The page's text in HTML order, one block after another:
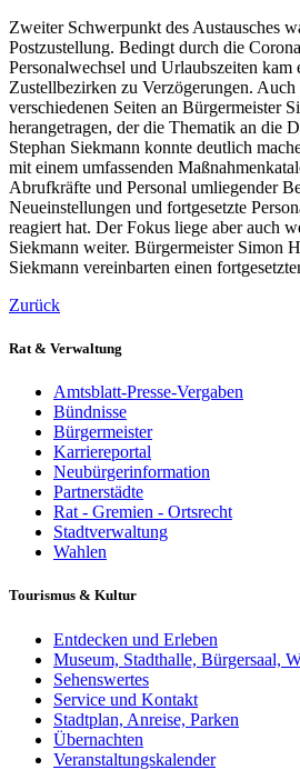
Zweiter Schwerpunkt des Austausches
Postzustellung. Bedingt durch die
Personalwechsel und Urlaubszeiten kam
Zustellbezirken zu Verzögerungen.
verschiedenen Seiten an Bürgermeister
herangetragen, der die Thematik an die
Stephan Siekmann konnte deutlich
mit einem umfassenden
Abrufkräfte und Personal umliegender
Neueinstellungen und fortgesetzte
reagiert hat. Der Fokus liege aber auch
Siekmann weiter. Bürgermeister Simon
Siekmann vereinbarten einen
Zurück
Rat & Verwaltung
Amtsblatt-Presse-Vergaben
Bündnisse
Bürgermeister
Karriereportal
Neubürgerinformation
Partnerstädte
Rat - Gremien - Ortsrecht
Stadtverwaltung
Wahlen
Tourismus & Kultur
Entdecken und Erleben
Museum, Stadthalle, Bürgersaal,
Sehenswertes
Service und Kontakt
Stadtplan, Anreise, Parken
Übernachten
Veranstaltungskalender